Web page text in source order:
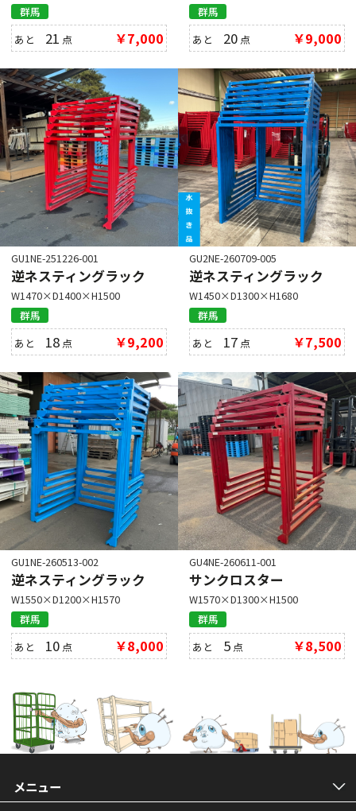
群馬
あと 21 点 ￥7,000
群馬
あと 20 点 ￥9,000
GU1NE-251226-001
逆ネスティングラック
W1470×D1400×H1500
群馬
あと 18 点 ￥9,200
GU2NE-260709-005
逆ネスティングラック
W1450×D1300×H1680
群馬
あと 17 点 ￥7,500
GU1NE-260513-002
逆ネスティングラック
W1550×D1200×H1570
群馬
あと 10 点 ￥8,000
GU4NE-260611-001
サンクロスター
W1570×D1300×H1500
群馬
あと 5 点 ￥8,500
メニュー